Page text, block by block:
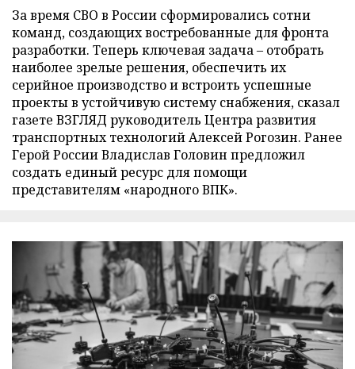
За время СВО в России сформировались сотни
команд, создающих востребованные для фронта
разработки. Теперь ключевая задача – отобрать
наиболее зрелые решения, обеспечить их
серийное производство и встроить успешные
проекты в устойчивую систему снабжения, сказал
газете ВЗГЛЯД руководитель Центра развития
транспортных технологий Алексей Рогозин. Ранее
Герой России Владислав Головин предложил
создать единый ресурс для помощи
представителям «народного ВПК».